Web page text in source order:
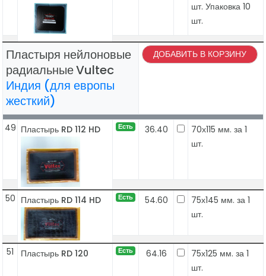
шт. Упаковка 10
шт.
Пластыря нейлоновые
радиальныеVultec
Индия (для европы
жесткий)
ДОБАВИТЬ В КОРЗИНУ
49 Пластырь RD 112 HD Есть 36.40
70х115 мм. за 1
шт.
50 Пластырь RD 114 HD Есть 54.60
75х145 мм. за 1
шт.
51 Пластырь RD 120 Есть 64.16
75х125 мм. за 1
шт.